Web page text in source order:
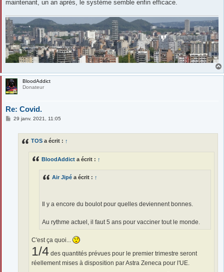
maintenant, un an après, le système semble enfin efficace.
BloodAddict
Donateur
Re: Covid.
M29 janv. 2021, 11:05
TOS a écrit : ↑
BloodAddict a écrit : ↑
Air Jipé a écrit : ↑
Il y a encore du boulot pour quelles deviennent bonnes.
Au rythme actuel, il faut 5 ans pour vacciner tout le monde.
C'est ça quoi...
1/4 des quantités prévues pour le premier trimestre seront
réellement mises à disposition par Astra Zeneca pour l'UE.